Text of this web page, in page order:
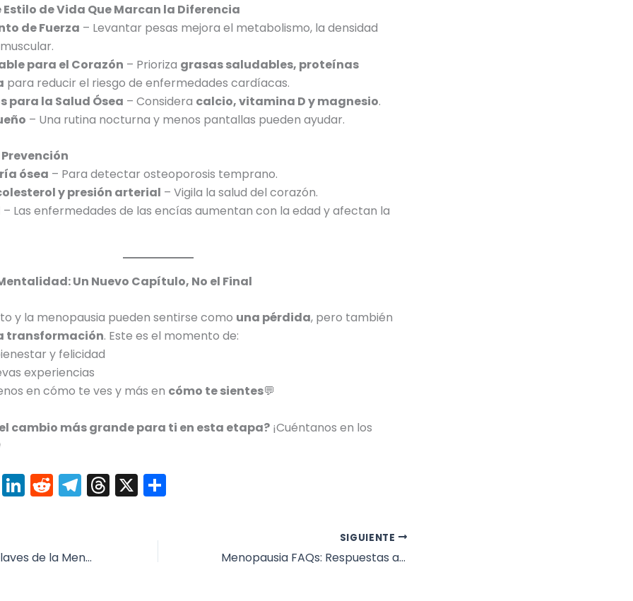
de Vida Que Marcan la Diferencia
de Fuerza – Levantar pesas mejora el metabolismo, la densidad
para el Corazón – Prioriza grasas saludables, proteínas
para reducir el riesgo de enfermedades cardíacas.
para la Salud Ósea – Considera calcio, vitamina D y magnesio.
– Una rutina nocturna y menos pantallas pueden ayudar.
ósea – Para detectar osteoporosis temprano.
y presión arterial – Vigila la salud del corazón.
– Las enfermedades de las encías aumentan con la edad y afectan la
Un Nuevo Capítulo, No el Final
y la menopausia pueden sentirse como una pérdida, pero también
transformación. Este es el momento de:
y felicidad
experiencias
en cómo te ves y más en cómo te sientes💬
cambio más grande para ti en esta etapa? ¡Cuéntanos en los
Pi
nt
Li
n
e
R
e
di
T
el
gr
T
hr
X
Las Tres Fases Claves de la Menopausia
SIGUIENTE
Menopausia FAQs: Respuestas a Tus Preguntas Más Comunes